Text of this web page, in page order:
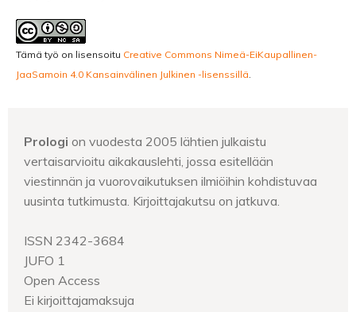
Tämä työ on lisensoitu Creative Commons Nimeä-EiKaupallinen-
JaaSamoin 4.0 Kansainvälinen Julkinen -lisenssillä
Prologi on vuodesta 2005 lähtien julkaistu
vertaisarvioitu aikakauslehti, jossa esitellään
viestinnän ja vuorovaikutuksen ilmiöihin kohdistuvaa
uusinta tutkimusta. Kirjoittajakutsu on jatkuva.
ISSN 2342-3684
JUFO 1
Open Access
Ei kirjoittajamaksuja